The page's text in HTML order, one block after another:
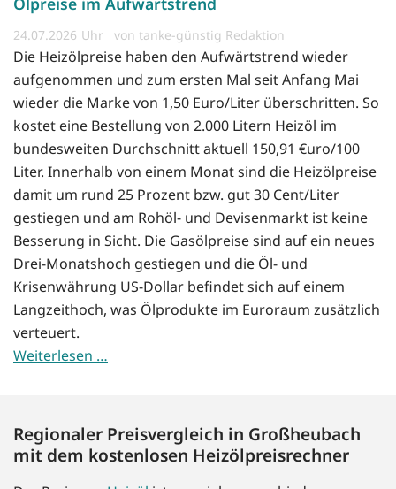
24.07.2026 von tanke-günstig Redaktion
Die Heizölpreise haben den Aufwärtstrend wieder
aufgenommen und zum ersten Mal seit Anfang Mai
wieder die Marke von 1,50 Euro/Liter überschritten. So
kostet eine Bestellung von 2.000 Litern Heizöl im
bundesweiten Durchschnitt aktuell 150,91 €uro/100
Liter. Innerhalb von einem Monat sind die Heizölpreise
damit um rund 25 Prozent bzw. gut 30 Cent/Liter
gestiegen und am Rohöl- und Devisenmarkt ist keine
Besserung in Sicht. Die Gasölpreise sind auf ein neues
Drei-Monatshoch gestiegen und die Öl- und
Krisenwährung US-Dollar befindet sich auf einem
Langzeithoch, was Ölprodukte im Euroraum zusätzlich
verteuert.
Weiterlesen …
Regionaler Preisvergleich in Großheubach
mit dem kostenlosen Heizölpreisrechner